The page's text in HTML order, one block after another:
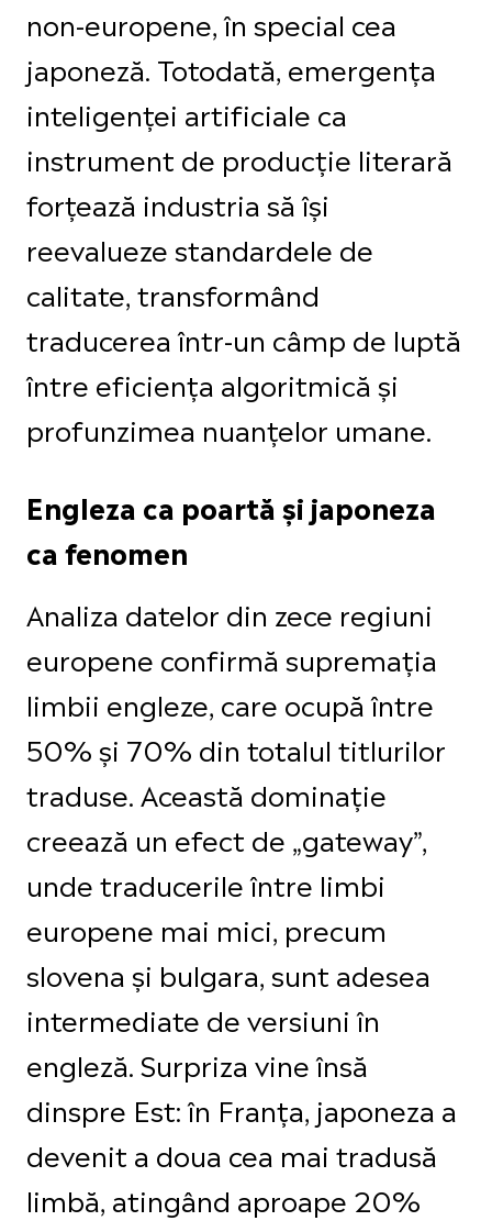
non-europene, în special cea
japoneză. Totodată, emergența
inteligenței artificiale ca
instrument de producție literară
forțează industria să își
reevalueze standardele de
calitate, transformând
traducerea într-un câmp de luptă
între eficiența algoritmică și
profunzimea nuanțelor umane.
Engleza ca poartă și japoneza
ca fenomen
Analiza datelor din zece regiuni
europene confirmă supremația
limbii engleze, care ocupă între
50% și 70% din totalul titlurilor
traduse. Această dominație
creează un efect de „gateway”,
unde traducerile între limbi
europene mai mici, precum
slovena și bulgara, sunt adesea
intermediate de versiuni în
engleză. Surpriza vine însă
dinspre Est: în Franța, japoneza a
devenit a doua cea mai tradusă
limbă, atingând aproape 20%